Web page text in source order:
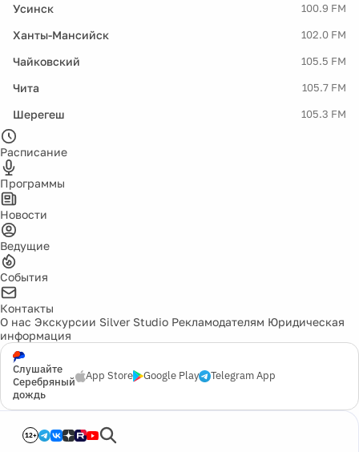
Усинск 100.9 FM
Ханты-Мансийск 102.0 FM
Чайковский 105.5 FM
Чита 105.7 FM
Шерегеш 105.3 FM
Расписание
Программы
Новости
Ведущие
События
Контакты
О нас Экскурсии Silver Studio Рекламодателям Юридическая
информация
Слушайте
Серебряный
дождь
App Store Google Play Telegram App
12+